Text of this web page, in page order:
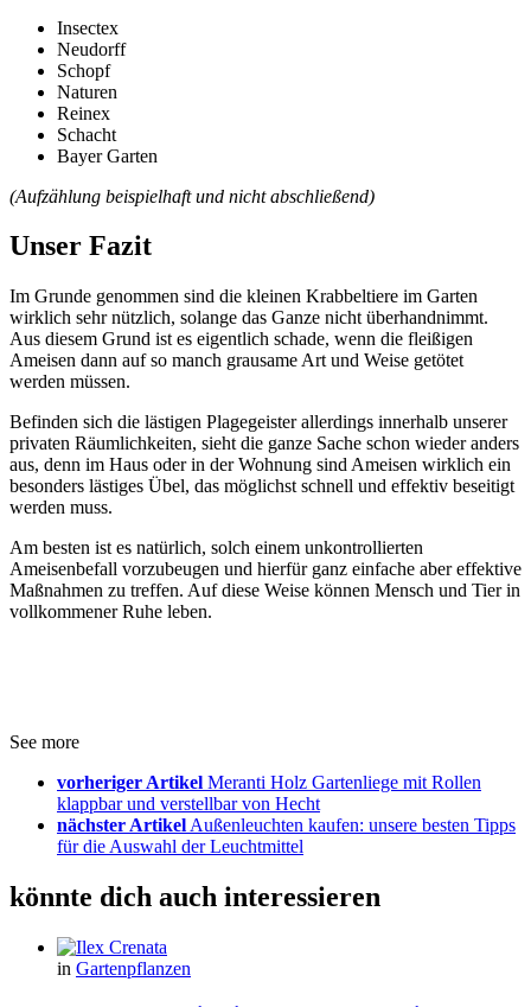
Insectex
Neudorff
Schopf
Naturen
Reinex
Schacht
Bayer Garten
(Aufzählung beispielhaft und nicht abschließend)
Unser Fazit
Im Grunde genommen sind die kleinen Krabbeltiere im Garten
wirklich sehr nützlich, solange das Ganze nicht überhandnimmt.
Aus diesem Grund ist es eigentlich schade, wenn die fleißigen
Ameisen dann auf so manch grausame Art und Weise getötet
werden müssen.
Befinden sich die lästigen Plagegeister allerdings innerhalb unserer
privaten Räumlichkeiten, sieht die ganze Sache schon wieder anders
aus, denn im Haus oder in der Wohnung sind Ameisen wirklich ein
besonders lästiges Übel, das möglichst schnell und effektiv beseitigt
werden muss.
Am besten ist es natürlich, solch einem unkontrollierten
Ameisenbefall vorzubeugen und hierfür ganz einfache aber effektive
Maßnahmen zu treffen. Auf diese Weise können Mensch und Tier in
vollkommener Ruhe leben.
See more
vorheriger Artikel Meranti Holz Gartenliege mit Rollen
klappbar und verstellbar von Hecht
nächster Artikel Außenleuchten kaufen: unsere besten Tipps
für die Auswahl der Leuchtmittel
könnte dich auch interessieren
in Gartenpflanzen